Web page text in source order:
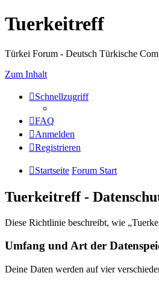
Tuerkeitreff
Türkei Forum - Deutsch Türkische
Zum Inhalt
Schnellzugriff
FAQ
Anmelden
Registrieren
Startseite Forum Start
Tuerkeitreff -
Diese Richtlinie beschreibt, wie
Umfang und Art der
Deine Daten werden auf vier